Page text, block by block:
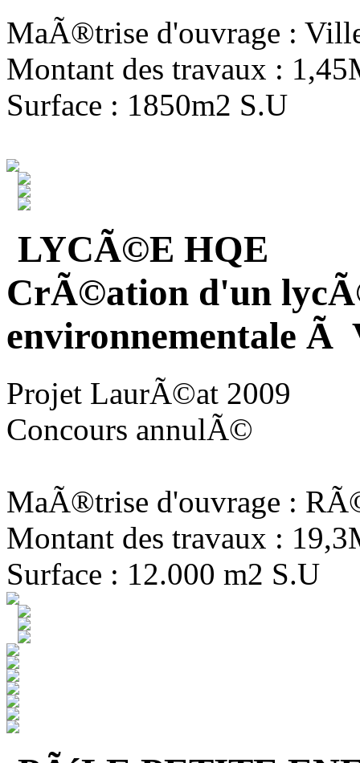
MaÃ®trise d'ouvrage :
Montant des travaux :
Surface : 1850m2 S.U
LYCÃ©E HQE
CrÃ©ation d'un
environnementale Ã
Projet LaurÃ©at 2009
Concours annulÃ©
MaÃ®trise d'ouvrage :
Montant des travaux :
Surface : 12.000 m2 S.U